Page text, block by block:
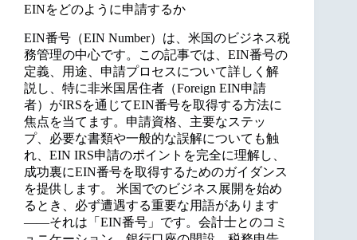
EINをどのように申請するか
EIN番号（EIN Number）は、米国のビジネス税
務管理の中心です。この記事では、EIN番号の
定義、用途、申請プロセスについて詳しく解
説し、特に非米国居住者（Foreign EIN申請
者）がIRSを通じてEIN番号を取得する方法に
焦点を当てます。申請資格、主要なステッ
プ、必要な書類や一般的な誤解についても触
れ、EIN IRS申請のポイントを完全に理解し、
成功裏にEIN番号を取得するためのガイダンス
を提供します。 米国でのビジネス展開を始め
るとき、必ず遭遇する重要な用語があります
——それは「EIN番号」です。会計士とのコミ